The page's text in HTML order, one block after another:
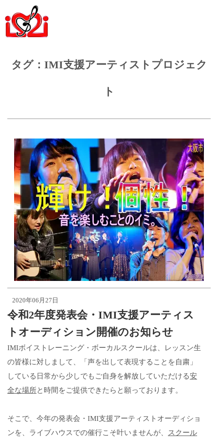
タグ：IMI支援アーティストプロジェク
ト
2020年06月27日
令和2年度発表会・IMI支援アーティス
トオーディション開催のお知らせ
IMIボイストレーニング・ボーカルスクールは、レッスン生
の皆様に対しまして、「声を出して表現することを自粛」
している日常から少しでもご自身を解放していただける安
全な場所と時間をご提供できたらと願っております。
そこで、今年の発表会・IMI支援アーティストオーディショ
ンを、ライブハウスでの催行こそ叶いませんが、
スクール